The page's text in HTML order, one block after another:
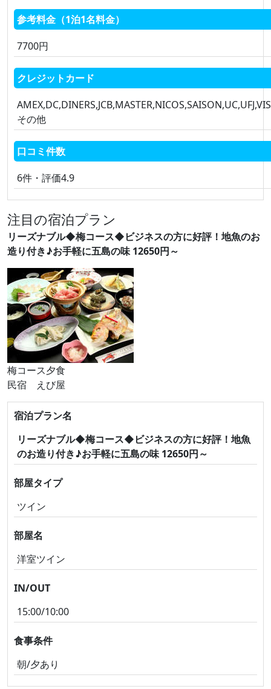
参考料金（1泊1名料金）
7700円
クレジットカード
その他
口コミ件数
6件・評価4.9
注目の宿泊プラン
リーズナブル◆梅コース◆ビジネスの方に好評！地魚のお
造り付き♪お手軽に五島の味 12650円～
梅コース夕食
民宿 えび屋
宿泊プラン名
リーズナブル◆梅コース◆ビジネスの方に好評！地魚
のお造り付き♪お手軽に五島の味 12650円～
部屋タイプ
ツイン
部屋名
洋室ツイン
IN/OUT
15:00/10:00
食事条件
朝/夕あり